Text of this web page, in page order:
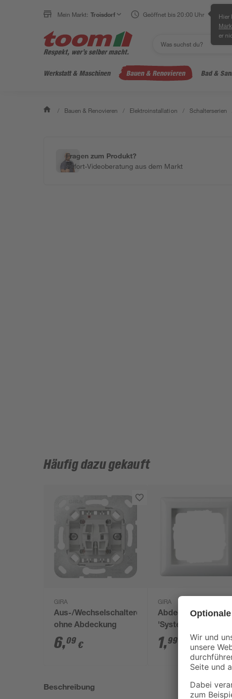
Mein Markt: Troisdorf Geöffnet bis 20:00 Uhr Hier
er
Werkstatt & Maschinen Bauen & Renovieren Bad &
/ Bauen & Renovieren / Elektroinstallation / Schalterserien
Fragen zum Produkt?
Sofort-Videoberatung aus dem Markt
Häufig dazu gekauft
GIRA
Aus-/Wechselschaltereinsatz
ohne Abdeckung
6,09 €
GIRA
Abdeckrahmen 1-
'System 55' reinweiß
glänzend
1,99
Beschreibung